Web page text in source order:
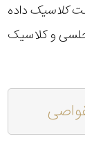
کلاسیکداده
و کلاسیک